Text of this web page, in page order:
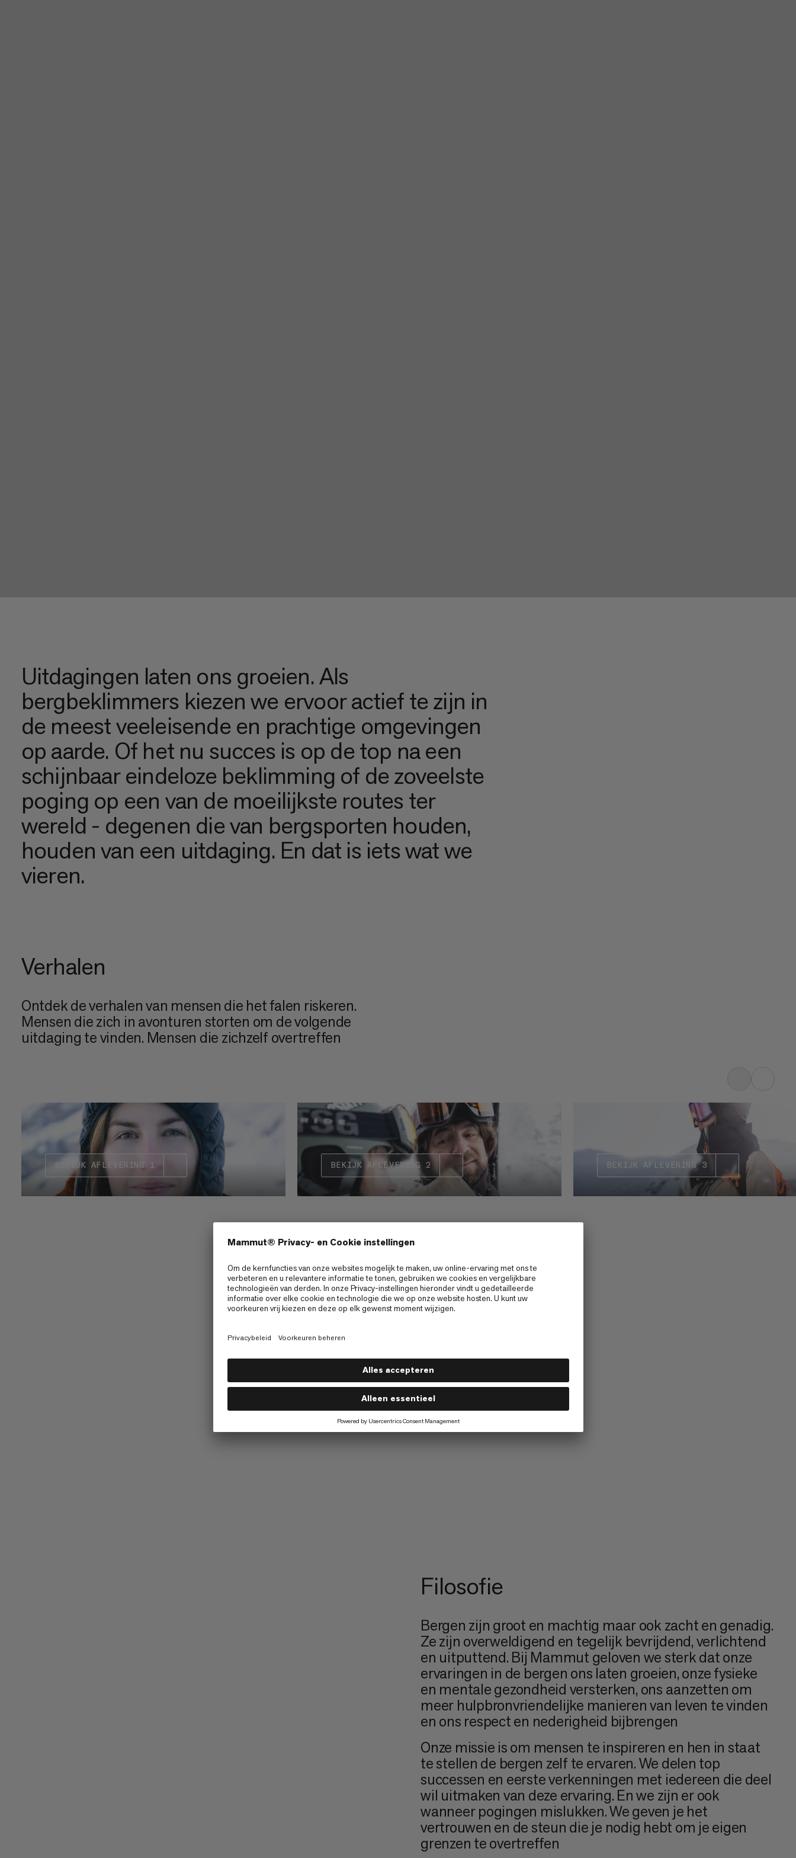
Uitdagingen laten ons groeien. Als
bergbeklimmers kiezen we ervoor actief te zijn in
de meest veeleisende en prachtige omgevingen
op aarde. Of het nu succes is op de top na een
schijnbaar eindeloze beklimming of de zoveelste
poging op een van de moeilijkste routes ter
wereld - degenen die van bergsporten houden,
houden van een uitdaging. En dat is iets wat we
vieren.
Verhalen
Ontdek de verhalen van mensen die het falen riskeren.
Mensen die zich in avonturen storten om de volgende
uitdaging te vinden. Mensen die zichzelf overtreffen
BEKIJK AFLEVERING 1 BEKIJK AFLEVERING 2 BEKIJK AFLEVERING 3
Filosofie
Bergen zijn groot en machtig maar ook zacht en genadig.
Ze zijn overweldigend en tegelijk bevrijdend, verlichtend
en uitputtend. Bij Mammut geloven we sterk dat onze
ervaringen in de bergen ons laten groeien, onze fysieke
en mentale gezondheid versterken, ons aanzetten om
meer hulpbronvriendelijke manieren van leven te vinden
en ons respect en nederigheid bijbrengen
Onze missie is om mensen te inspireren en hen in staat
te stellen de bergen zelf te ervaren. We delen top
successen en eerste verkenningen met iedereen die deel
wil uitmaken van deze ervaring. En we zijn er ook
wanneer pogingen mislukken. We geven je het
vertrouwen en de steun die je nodig hebt om je eigen
grenzen te overtreffen